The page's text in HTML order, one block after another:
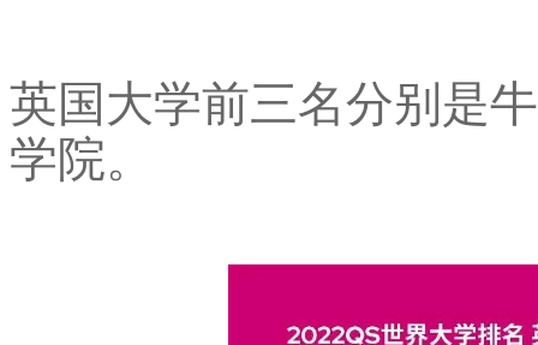
英国大学前三名分别是
学院。